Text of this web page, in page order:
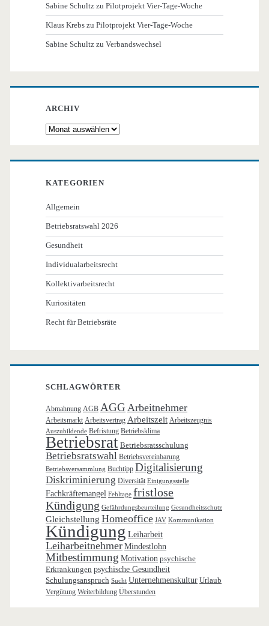
Sabine Schultz zuPilotprojekt Vier-Tage-Woche
Klaus Krebs zuPilotprojekt Vier-Tage-Woche
Sabine Schultz zuVerbandswechsel
ARCHIV
Archiv
KATEGORIEN
Allgemein
Betriebsratswahl 2026
Gesundheit
Individualarbeitsrecht
Kollektivarbeitsrecht
Kuriositäten
Recht für Betriebsräte
SCHLAGWÖRTER
Abmahnung AGB AGG Arbeitnehmer
Arbeitsmarkt Arbeitsvertrag Arbeitszeit Arbeitszeugnis
Auszubildende Befristung Betriebsklima
Betriebsrat Betriebsratsschulung
Betriebsratswahl Betriebsvereinbarung
Betriebsversammlung Buchtipp Digitalisierung
Diskriminierung Diversität Einigungsstelle
Fachkräftemangel Fehltage fristlose
Kündigung Gefährdungsbeurteilung Gesundheitsschutz
Gleichstellung Homeoffice JAV Kommunikation
Kündigung Leiharbeit
Leiharbeitnehmer Mindestlohn
Mitbestimmung Motivation psychische
Erkrankungen psychische Gesundheit
Schulungsanspruch Sucht Unternehmenskultur Urlaub
Vergütung Weiterbildung Überstunden